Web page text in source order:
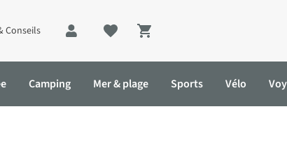
Conseils
Shopping cart
Camping Mer & plage Sports Vélo